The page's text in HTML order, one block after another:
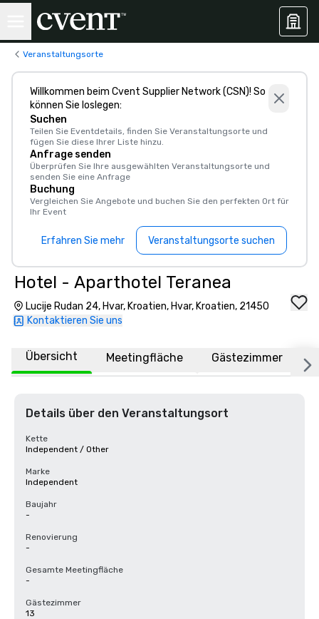
Veranstaltungsorte
Willkommen beim Cvent Supplier Network (CSN)! So
können Sie loslegen:
Suchen
Teilen Sie Eventdetails, finden Sie Veranstaltungsorte und
fügen Sie diese Ihrer Liste hinzu.
Anfrage senden
Überprüfen Sie Ihre ausgewählten Veranstaltungsorte und
senden Sie eine Anfrage
Buchung
Vergleichen Sie Angebote und buchen Sie den perfekten Ort für
Ihr Event
Erfahren Sie mehr Veranstaltungsorte suchen
Hotel - Aparthotel Teranea
Lucije Rudan 24, Hvar, Kroatien, Hvar, Kroatien, 21450
Kontaktieren Sie uns
Übersicht Meetingfläche Gästezimmer
Details über den Veranstaltungsort
Kette
Independent / Other
Marke
Independent
Baujahr
-
Renovierung
-
Gesamte Meetingfläche
-
Gästezimmer
13